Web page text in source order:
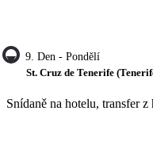
9. Den - Pondělí
St. Cruz de Tenerife
Snídaně na hotelu, transfer